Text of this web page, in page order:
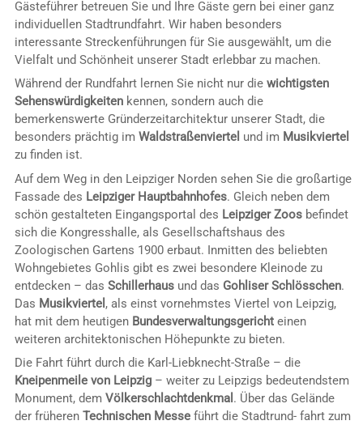
Gästeführer betreuen Sie und Ihre Gäste gern bei einer ganz
individuellen Stadtrundfahrt. Wir haben besonders
interessante Streckenführungen für Sie ausgewählt, um die
Vielfalt und Schönheit unserer Stadt erlebbar zu machen.
Während der Rundfahrt lernen Sie nicht nur die wichtigsten
Sehenswürdigkeitenkennen, sondern auch die
bemerkenswerte Gründerzeitarchitektur unserer Stadt, die
besonders prächtig im Waldstraßenviertel und im Musikviertel
zu finden ist.
Auf dem Weg in den Leipziger Norden sehen Sie die großartige
Fassade des Leipziger Hauptbahnhofes. Gleich neben dem
schön gestalteten Eingangsportal des Leipziger Zoosbefindet
sich die Kongresshalle, als Gesellschaftshaus des
Zoologischen Gartens 1900 erbaut. Inmitten des beliebten
Wohngebietes Gohlis gibt es zwei besondere Kleinode zu
entdecken – das Schillerhausund das Gohliser Schlösschen.
Das Musikviertel , als einst vornehmstes Viertel von Leipzig,
hat mit dem heutigen Bundesverwaltungsgerichteinen
weiteren architektonischen Höhepunkte zu bieten.
Die Fahrt führt durch die Karl-Liebknecht-Straße – die
Kneipenmeile von Leipzig– weiter zu Leipzigs bedeutendstem
Monument, dem Völkerschlachtdenkmal . Über das Gelände
der früheren Technischen Messeführt die Stadtrund- fahrt zum